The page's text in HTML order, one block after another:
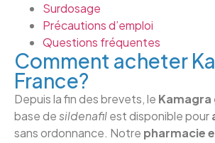
Surdosage
Précautions d’emploi
Questions fréquentes
Comment acheter
France?
Depuis la fin des brevets, le Kamagra
base desildenafilest disponible pour
sans ordonnance. Notre pharmacie